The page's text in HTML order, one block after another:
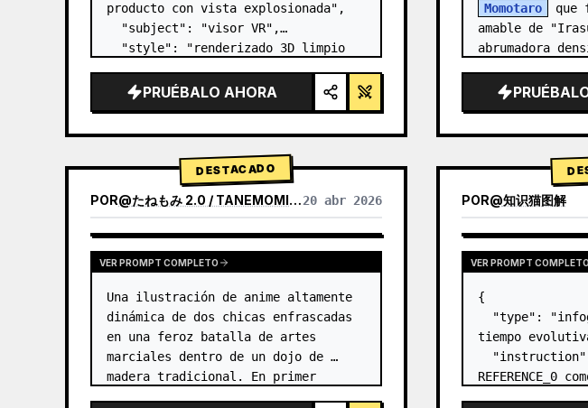
producto con vista explosionada",
  "subject": "visor VR",
  "style": "renderizado 3D limpio
estudio, detalles brillantes",
  "background": "{argument
PRUÉBALO AHORA
Momotaro
que
amable de
abrumadora
DESTACADO
POR@たねもみ 2.0 / TANEMOMI VER2.0 20 abr 2026
VER PROMPT COMPLETO
Una ilustración de anime altamente
dinámica de dos chicas enfrascadas
en una feroz batalla de artes
marciales dentro de un dojo de
madera tradicional. En primer
POR@知识猫图解
VER PROMPT COMPLETO
{
"type":
tiempo
REFERENCE_0